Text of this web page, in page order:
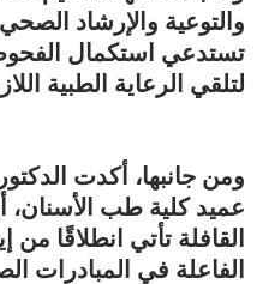
والتوعية والإرشاد
تستدعي استكمال
لتلقي الرعاية الطبية
ومن جانبها، أكدت
عميد كلية طب الأسنان،
القافلة تأتي انطلاقًا من
الفاعلة في المبادرات